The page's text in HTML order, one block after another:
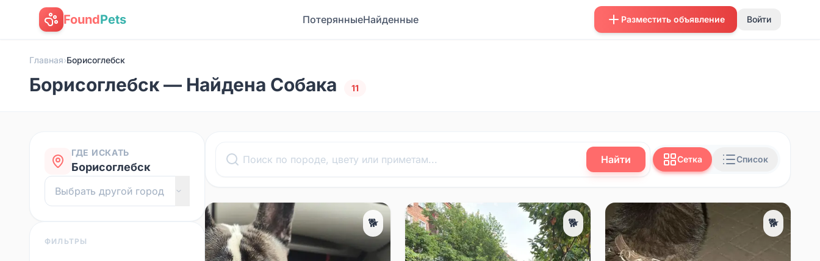
FoundPets ПотерянныеНайденные Разместить объявление Войти
Главная›Борисоглебск
Борисоглебск — Найдена Собака 11
ГДЕ ИСКАТЬ
Борисоглебск
ФИЛЬТРЫ
Найти Сетка Список
🐕 🐕 🐕